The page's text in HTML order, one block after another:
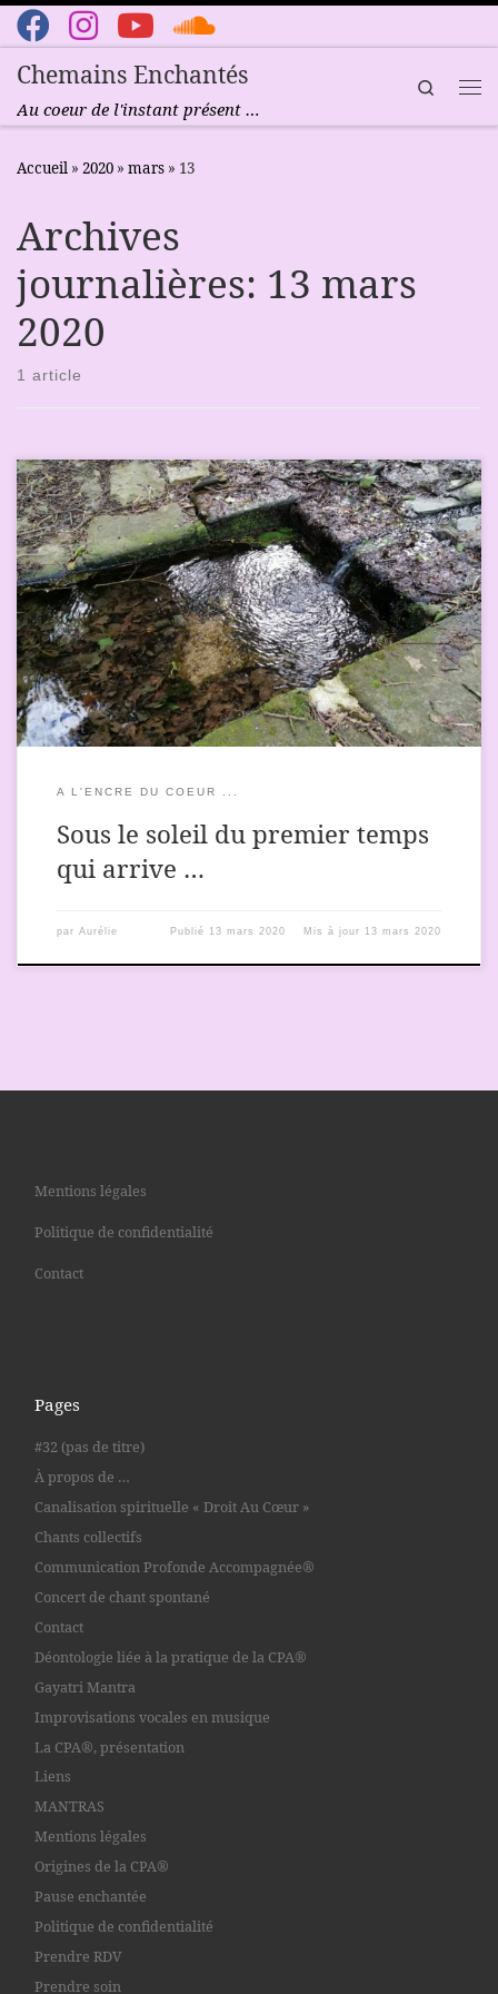
Passer au contenu
Chemains Enchantés
Au coeur de l'instant présent …
Search
Accueil » 2020 » mars » 13
Archives
journalières: 13 mars
2020
1 article
Ces derniers temps, au cours de mes balades, tous mes sens
sont en éveil et je tends l’oreille pour écouter ce que les esprits
de la nature ont à me dire. Je vous partage leurs mots. Rocher
« baleine » « Je te remercie de t’arrêter sur ton chemin, gentille
demoiselle. D’ici, une […]
A L'ENCRE DU COEUR ...
Sous le soleil du premier temps
qui arrive …
par Aurélie Publié 13 mars 2020 Mis à jour 13 mars 2020
Mentions légales
Politique de confidentialité
Contact
Pages
#32 (pas de titre)
À propos de …
Canalisation spirituelle « Droit Au Cœur »
Chants collectifs
Communication Profonde Accompagnée®
Concert de chant spontané
Contact
Déontologie liée à la pratique de la CPA®
Gayatri Mantra
Improvisations vocales en musique
La CPA®, présentation
Liens
MANTRAS
Mentions légales
Origines de la CPA®
Pause enchantée
Politique de confidentialité
Prendre RDV
Prendre soin